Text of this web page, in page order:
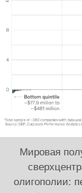
Мировая
олигополии: